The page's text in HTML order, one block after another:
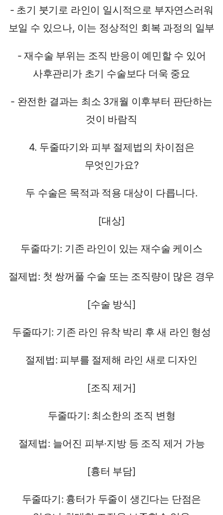
- 초기 붓기로 라인이 일시적으로 부자연스러워
보일 수 있으나, 이는 정상적인 회복 과정의 일부
- 재수술 부위는 조직 반응이 예민할 수 있어
사후관리가 초기 수술보다 더욱 중요
- 완전한 결과는 최소 3개월 이후부터 판단하는
것이 바람직
4. 두줄따기와 피부 절제법의 차이점은
무엇인가요?
두 수술은 목적과 적용 대상이 다릅니다.
[대상]
두줄따기: 기존 라인이 있는 재수술 케이스
절제법: 첫 쌍꺼풀 수술 또는 조직량이 많은 경우
[수술 방식]
두줄따기: 기존 라인 유착 박리 후 새 라인 형성
절제법: 피부를 절제해 라인 새로 디자인
[조직 제거]
두줄따기: 최소한의 조직 변형
절제법: 늘어진 피부·지방 등 조직 제거 가능
[흉터 부담]
두줄따기: 흉터가 두줄이 생긴다는 단점은